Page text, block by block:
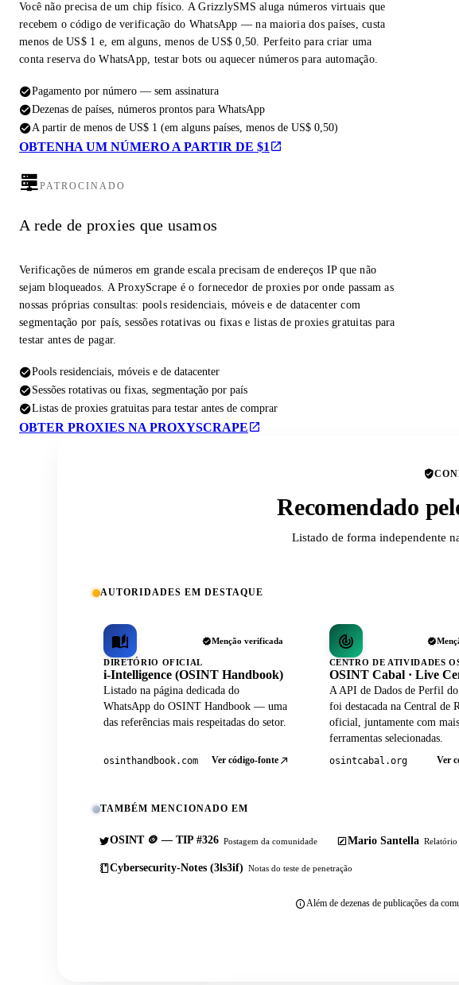
Você não precisa de um chip físico. A GrizzlySMS aluga números virtuais que
recebem o código de verificação do WhatsApp — na maioria dos países, custa
menos de US$ 1 e, em alguns, menos de US$ 0,50. Perfeito para criar uma
conta reserva do WhatsApp, testar bots ou aquecer números para automação.
Pagamento por número — sem assinatura
Dezenas de países, números prontos para WhatsApp
A partir de menos de US$ 1 (em alguns países, menos de US$ 0,50)
OBTENHA UM NÚMERO A PARTIR DE $1
PATROCINADO
A rede de proxies que usamos
Verificações de números em grande escala precisam de endereços IP que não
sejam bloqueados. A ProxyScrape é o fornecedor de proxies por onde passam as
nossas próprias consultas: pools residenciais, móveis e de datacenter com
segmentação por país, sessões rotativas ou fixas e listas de proxies gratuitas para
testar antes de pagar.
Pools residenciais, móveis e de datacenter
Sessões rotativas ou fixas, segmentação por país
Listas de proxies gratuitas para testar antes de comprar
OBTER PROXIES NA PROXYSCRAPE
Recomendado
Listado de forma independente
AUTORIDADES EM DESTAQUE
Menção verificada
DIRETÓRIO OFICIAL
i-Intelligence (OSINT Handbook)
Listado na página dedicada do
WhatsApp do OSINT Handbook — uma
das referências mais respeitadas do setor.
osinthandbook.com Ver código-fonte
CENTRO DE ATIVIDADES
OSINT Cabal · Live
A API de Dados de Perfil
foi destacada na Central de
oficial, juntamente com
ferramentas selecionadas.
osintcabal.org Ver
TAMBÉM MENCIONADO EM
OSINT 🪙 — TIP #326 Postagem da comunidade Mario Santella Relatório
Cybersecurity-Notes (3ls3if) Notas do teste de penetração
Além de dezenas de publicações da